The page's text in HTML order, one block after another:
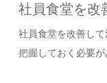
社員食堂を改
社員食堂を改善し
把握しておく必要が